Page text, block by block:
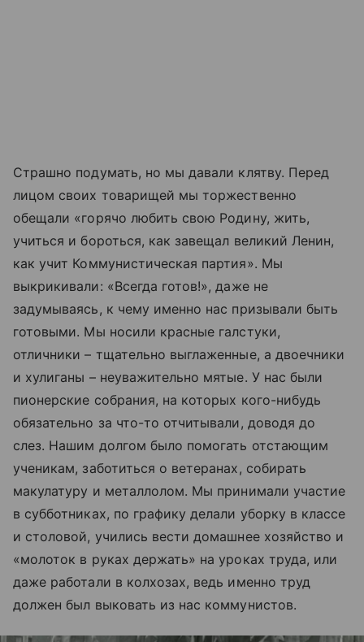
Страшно подумать, но мы давали клятву. Перед
лицом своих товарищей мы торжественно
обещали «горячо любить свою Родину, жить,
учиться и бороться, как завещал великий Ленин,
как учит Коммунистическая партия». Мы
выкрикивали: «Всегда готов!», даже не
задумываясь, к чему именно нас призывали быть
готовыми. Мы носили красные галстуки,
отличники – тщательно выглаженные, а двоечники
и хулиганы – неуважительно мятые. У нас были
пионерские собрания, на которых кого-нибудь
обязательно за что-то отчитывали, доводя до
слез. Нашим долгом было помогать отстающим
ученикам, заботиться о ветеранах, собирать
макулатуру и металлолом. Мы принимали участие
в субботниках, по графику делали уборку в классе
и столовой, учились вести домашнее хозяйство и
«молоток в руках держать» на уроках труда, или
даже работали в колхозах, ведь именно труд
должен был выковать из нас коммунистов.